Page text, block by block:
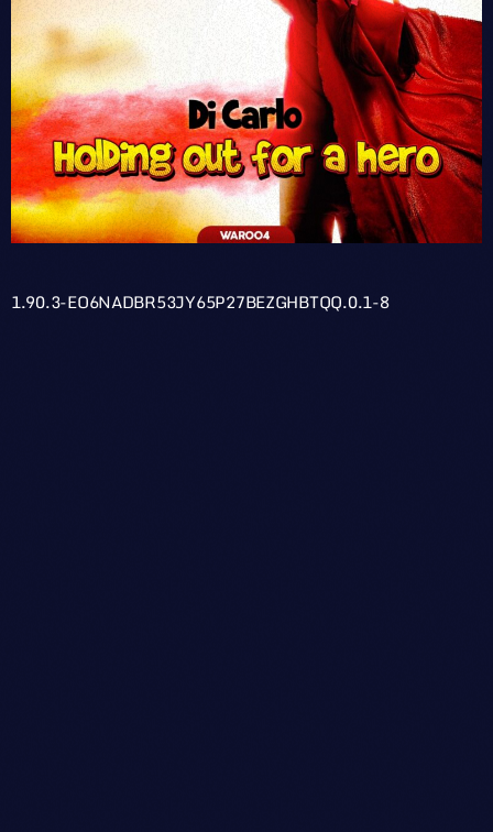
1.90.3-EO6NADBR53JY65P27BEZGHBTQQ.0.1-8